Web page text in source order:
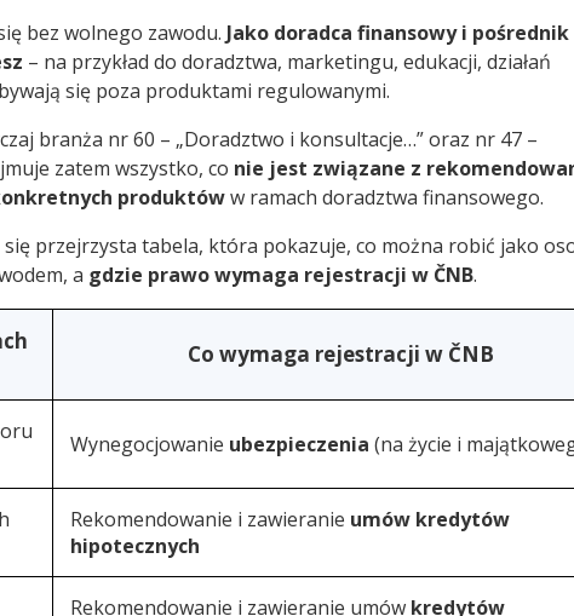
bez wolnego zawodu. Jako doradca finansowy i pośrednik
– na przykład do doradztwa, marketingu, edukacji, działań
się poza produktami regulowanymi.
branża nr 60 – „Doradztwo i konsultacje…” oraz nr 47 –
zatem wszystko, co nie jest związane z
produktóww ramach doradztwa finansowego.
przejrzysta tabela, która pokazuje, co można robić jako
a gdzie prawo wymaga rejestracji w ČNB.
Co wymaga rejestracji w ČNB
Wynegocjowanie ubezpieczenia (na życie i
Rekomendowanie i zawieranie umów kredytów
hipotecznych
Rekomendowanie i zawieranie umów kredytów